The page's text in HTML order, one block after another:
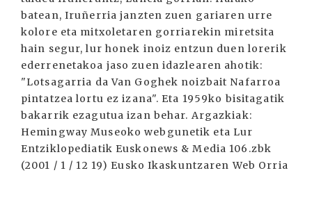
batean, Iruñerria janzten zuen gariaren urre
kolore eta mitxoletaren gorriarekin miretsita
hain segur, lur honek inoiz entzun duen lorerik
ederrenetakoa jaso zuen idazlearen ahotik:
"Lotsagarria da Van Goghek noizbait Nafarroa
pintatzea lortu ez izana". Eta 1959ko bisitagatik
bakarrik ezagutua izan behar. Argazkiak:
Hemingway Museoko webgunetik eta Lur
Entziklopediatik Euskonews & Media 106.zbk
(2001 / 1 / 12 19) Eusko Ikaskuntzaren Web Orria